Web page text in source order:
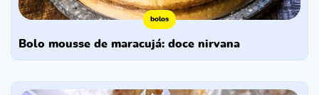
bolos
bolo mousse de maracujá: doce nirvana